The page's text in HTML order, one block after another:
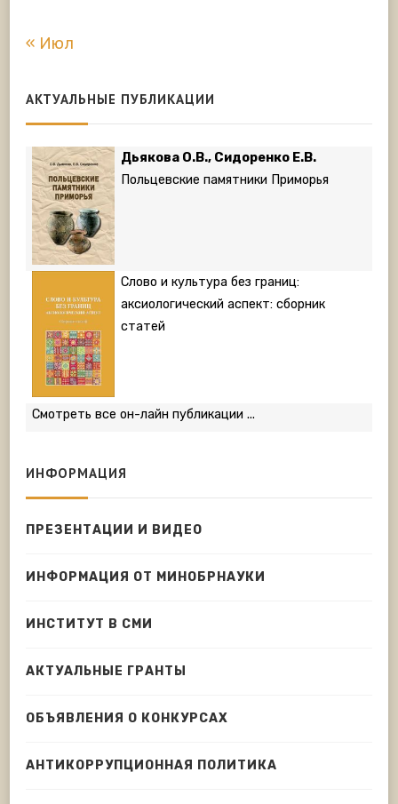
« Июл
АКТУАЛЬНЫЕ ПУБЛИКАЦИИ
Дьякова О.В., Сидоренко Е.В.
Польцевские памятники Приморья
Слово и культура без границ:
аксиологический аспект: сборник
статей
Смотреть все он-лайн публикации ...
ИНФОРМАЦИЯ
ПРЕЗЕНТАЦИИ И ВИДЕО
ИНФОРМАЦИЯ ОТ МИНОБРНАУКИ
ИНСТИТУТ В СМИ
АКТУАЛЬНЫЕ ГРАНТЫ
ОБЪЯВЛЕНИЯ О КОНКУРСАХ
АНТИКОРРУПЦИОННАЯ ПОЛИТИКА